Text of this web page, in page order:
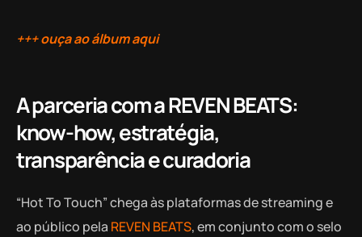
+++ ouça ao álbum aqui
A parceria com a REVEN BEATS:
know-how, estratégia,
transparência e curadoria
“Hot To Touch” chega às plataformas de streaming e
ao público pela REVEN BEATS, em conjunto com o selo